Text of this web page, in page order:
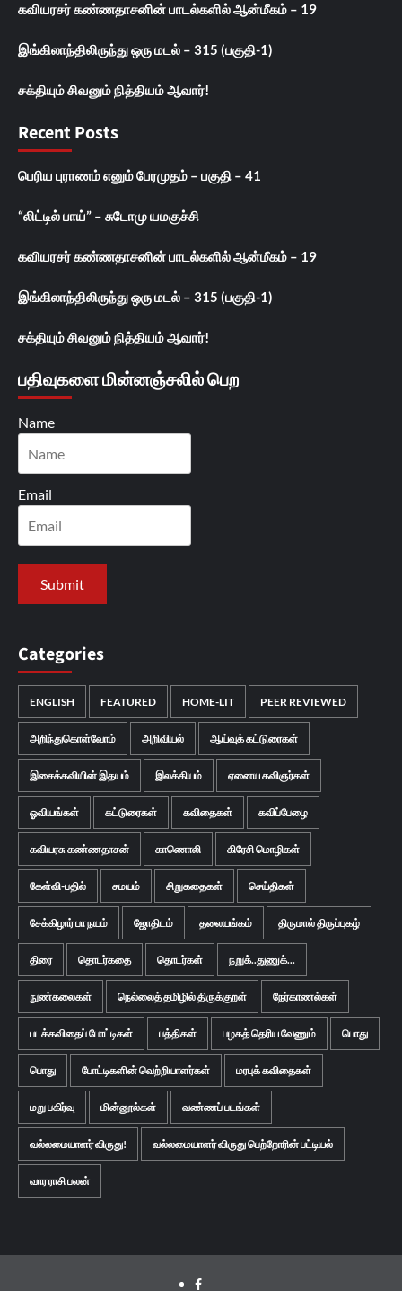
கவியரசர் கண்ணதாசனின் பாடல்களில் ஆன்மீகம் – 19
இங்கிலாந்திலிருந்து ஒரு மடல் – 315 (பகுதி-1)
சக்தியும் சிவனும் நித்தியம் ஆவார்!
Recent Posts
பெரிய புராணம் எனும் பேரமுதம் – பகுதி – 41
“லிட்டில் பாய்” – சுடோமு யமகுச்சி
கவியரசர் கண்ணதாசனின் பாடல்களில் ஆன்மீகம் – 19
இங்கிலாந்திலிருந்து ஒரு மடல் – 315 (பகுதி-1)
சக்தியும் சிவனும் நித்தியம் ஆவார்!
பதிவுகளை மின்னஞ்சலில் பெற
Name
Email
Categories
ENGLISH FEATURED HOME-LIT PEER REVIEWED
அறிந்துகொள்வோம் அறிவியல் ஆய்வுக் கட்டுரைகள்
இசைக்கவியின் இதயம் இலக்கியம் ஏனைய கவிஞர்கள்
ஓவியங்கள் கட்டுரைகள் கவிதைகள் கவிப்பேழை
கவியரசு கண்ணதாசன் காணொலி கிரேசி மொழிகள்
கேள்வி-பதில் சமயம் சிறுகதைகள் செய்திகள்
சேக்கிழார் பா நயம் ஜோதிடம் தலையங்கம் திருமால் திருப்புகழ்
திரை தொடர்கதை தொடர்கள் நறுக்..துணுக்...
நுண்கலைகள் நெல்லைத் தமிழில் திருக்குறள் நேர்காணல்கள்
படக்கவிதைப் போட்டிகள் பத்திகள் பழகத் தெரிய வேணும் பொது
பொது போட்டிகளின் வெற்றியாளர்கள் மரபுக் கவிதைகள்
மறு பகிர்வு மின்னூல்கள் வண்ணப் படங்கள்
வல்லமையாளர் விருது! வல்லமையாளர் விருது பெற்றோரின் பட்டியல்
வார ராசி பலன்
Facebook